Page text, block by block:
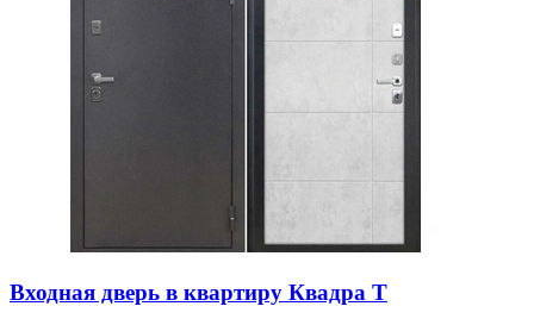
Входная дверь в квартиру Квадра Т